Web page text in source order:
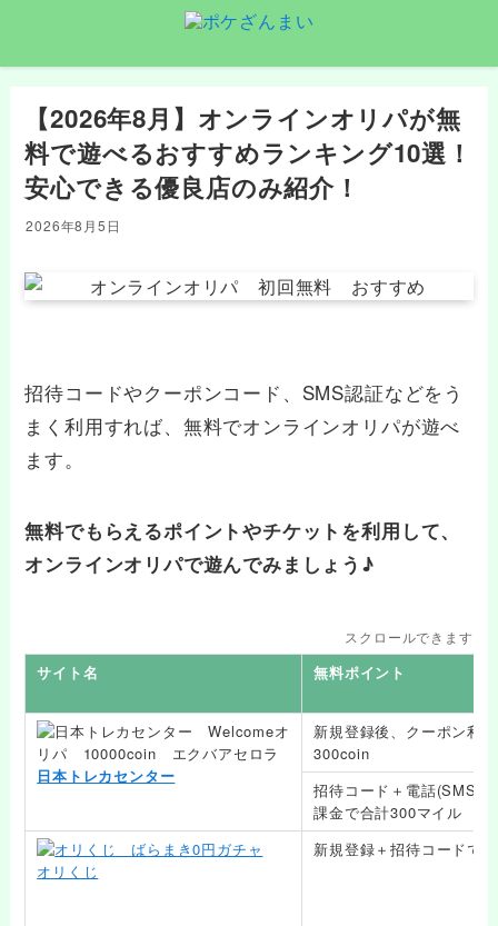
【2026年8月】オンラインオリパが無
料で遊べるおすすめランキング10選！
安心できる優良店のみ紹介！
2026年8月5日
招待コードやクーポンコード、SMS認証などをう
まく利用すれば、無料でオンラインオリパが遊べ
ます。
無料でもらえるポイントやチケットを利用して、
オンラインオリパで遊んでみましょう♪
スクロールできます
サイト名 無料ポイント
日本トレカセンター
新規登録後、クーポン利
300coin
招待コード＋電話(SMS)
課金で合計300マイル
オリくじ
新規登録＋招待コードで